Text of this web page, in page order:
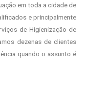
em toda a cidade de
e principalmente
de Higienização de
dezenas de clientes
quando o assunto é